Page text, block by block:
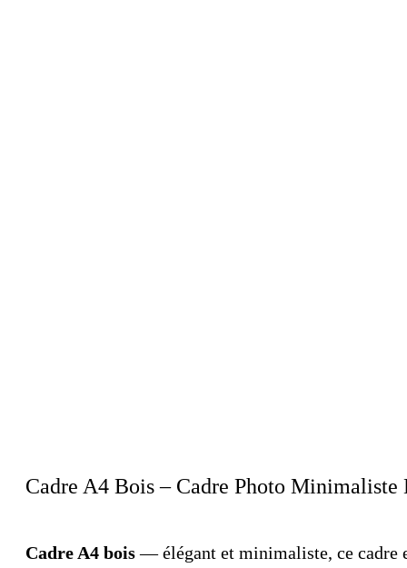
Cadre A4 Bois – Cadre Photo
Cadre A4 bois— élégant et minimaliste, ce cadre